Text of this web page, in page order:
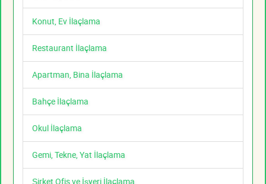
Konut, Ev İlaçlama
Restaurant İlaçlama
Apartman, Bina İlaçlama
Bahçe İlaçlama
Okul İlaçlama
Gemi, Tekne, Yat İlaçlama
Şirket Ofis ve İşyeri İlaçlama